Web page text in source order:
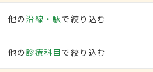
他の沿線・駅で絞り込む
他の 診療科目で絞り込む